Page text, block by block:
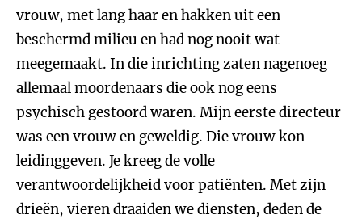
vrouw, met lang haar en hakken uit een
beschermd milieu en had nog nooit wat
meegemaakt. In die inrichting zaten nagenoeg
allemaal moordenaars die ook nog eens
psychisch gestoord waren. Mijn eerste directeur
was een vrouw en geweldig. Die vrouw kon
leidinggeven. Je kreeg de volle
verantwoordelijkheid voor patiënten. Met zijn
drieën, vieren draaiden we diensten, deden de